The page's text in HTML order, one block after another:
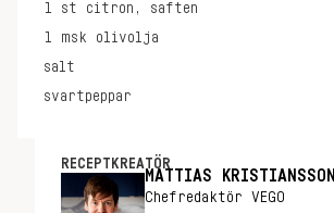
1 st
citron, saften
1 msk
olivolja
salt
svartpeppar
RECEPTKREATÖR
MATTIAS KRISTIANSSON
Chefredaktör VEGO